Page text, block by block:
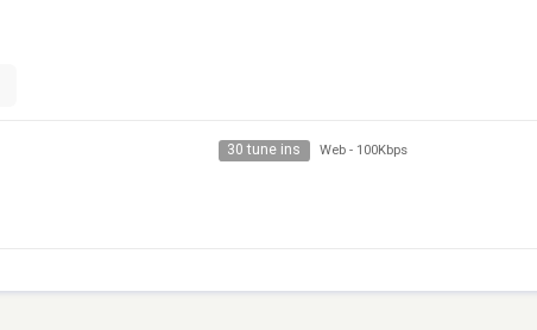
30 tune ins Web - 100Kbps